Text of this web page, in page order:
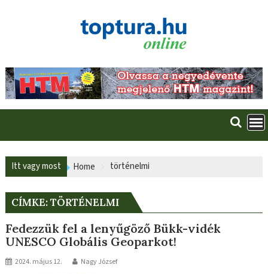
Itt vagy most Home történelmi
CÍMKE:TÖRTÉNELMI
Fedezzük fel a lenyűgöző Bükk-vidék
UNESCO Globális Geoparkot!
2024. május 12. Nagy József